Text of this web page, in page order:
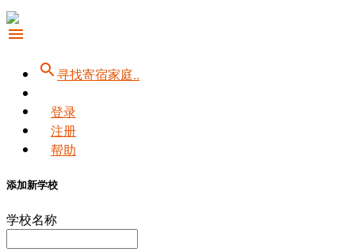
menu
search寻找寄宿家庭..
登录
注册
帮助
添加新学校
学校名称